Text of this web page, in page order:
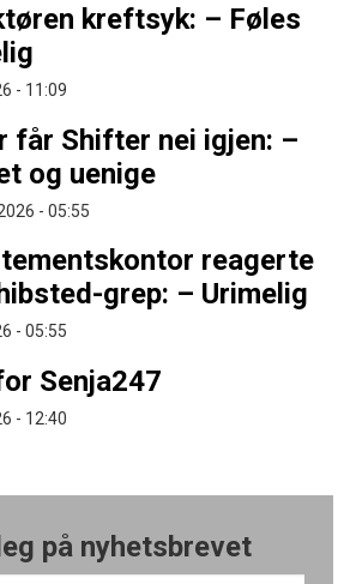
kreftsyk: – Føles
- 11:09
får Shifter nei igjen: –
og uenige
- 05:55
reagerte
grep: – Urimelig
- 05:55
Senja247
- 12:40
på nyhetsbrevet